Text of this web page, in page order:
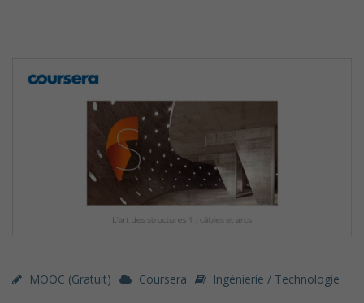
MOOC (gratuit) Coursera Ingénierie / Technologie